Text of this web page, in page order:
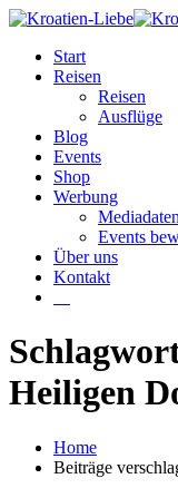
Start
Reisen
Reisen
Ausflüge
Blog
Events
Shop
Werbung
Mediadaten
Events
Über uns
Kontakt
Heiligen
Home
Beiträge